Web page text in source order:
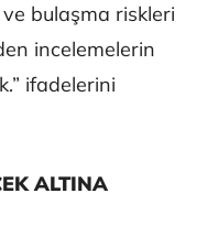
bulaşma riskleri
incelemelerin
ifadelerini
ALTINA